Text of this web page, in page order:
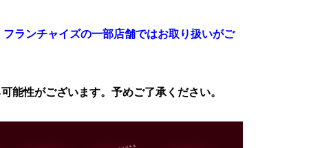
ランチャイズの一部店舗ではお取り扱いがご
性がございます。予めご了承ください。